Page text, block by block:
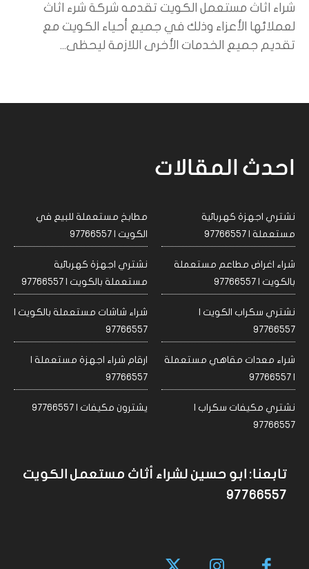
شراء اثاث مستعمل الكويت تقدمه شركة شرء اثاث
لعملائها الأعزاء وذلك في جميع أحياء الكويت مع
تقديم جميع الخدمات الأخرى اللازمة ليحظى...
احدث المقالات
نشتري اجهزة كهربائية
مستعملة | 97766557
مطابخ مستعملة للبيع في
الكويت | 97766557
شراء اغراض مطاعم مستعملة
بالكويت | 97766557
نشتري اجهزة كهربائية
مستعملة بالكويت | 97766557
نشتري سكراب الكويت |
97766557
شراء شاشات مستعملة بالكويت |
97766557
شراء معدات مقاهي مستعملة
| 97766557
ارقام شراء اجهزة مستعملة |
97766557
نشتري مكيفات سكراب |
97766557
يشترون مكيفات | 97766557
تابعنا: ابو حسين لشراء أثاث مستعمل الكويت
97766557